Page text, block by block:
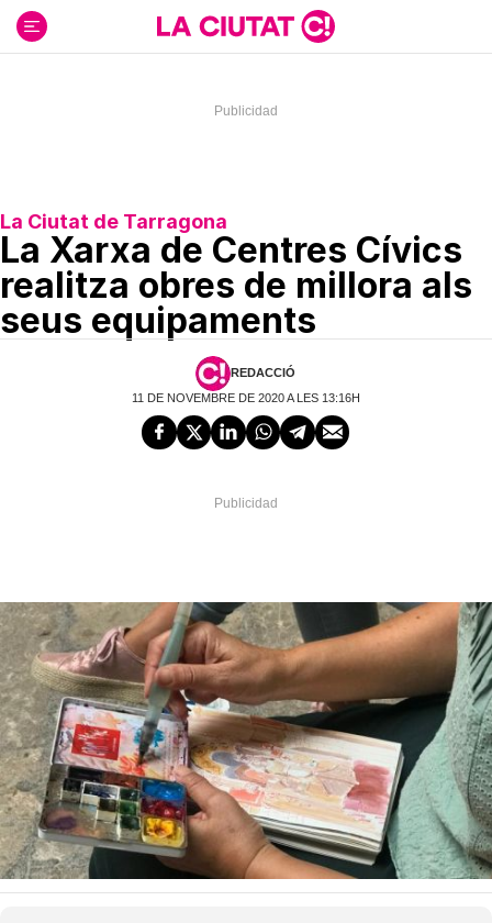
contenido
La Ciutat de Tarragona
La Xarxa de Centres Cívics
realitza obres de millora als
seus equipaments
REDACCIÓ
11 DE NOVEMBRE DE 2020 A LES 13:16H